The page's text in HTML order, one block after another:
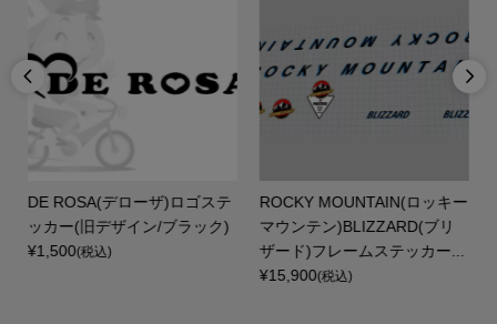

DE ROSA(デローザ)ロゴステ
ッカー(旧デザイン/ブラック)
¥1,500(税込)
ROCKY MOUNTAIN(ロッキー
マウンテン)BLIZZARD(ブリ
ザード)フレームステッカー...
¥15,900(税込)
